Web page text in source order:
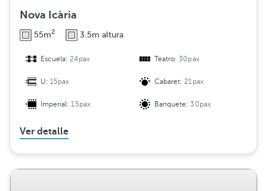
Nova Icària
55m2 3.5m altura
Escuela:24pax Teatro:30pax
U:15pax Cabaret:21pax
Imperial:15pax Banquete:30pax
Ver detalle